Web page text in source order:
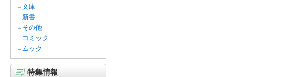
文庫
新書
その他
コミック
ムック
特集情報